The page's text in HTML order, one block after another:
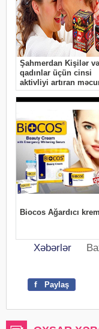
Xəbərlər
f Paylaş